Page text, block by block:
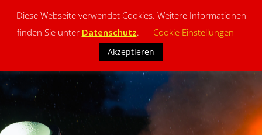
Diese Webseite verwendet Cookies. Weitere Informationen
finden Sie unter Datenschutz. Cookie Einstellungen
Akzeptieren